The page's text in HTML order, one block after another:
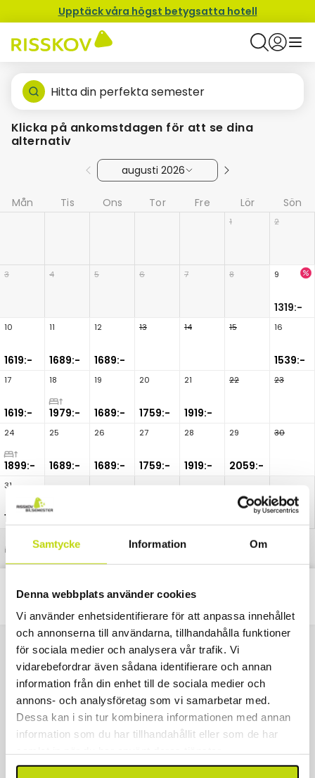
Samtycke Information Om
Denna webbplats använder cookies
Vi använder enhetsidentifierare för att anpassa innehållet
och annonserna till användarna, tillhandahålla funktioner
för sociala medier och analysera vår trafik. Vi
vidarebefordrar även sådana identifierare och annan
information från din enhet till de sociala medier och
annons- och analysföretag som vi samarbetar med.
Dessa kan i sin tur kombinera informationen med annan
information som du har tillhandahållit eller som de har
Upptäck våra högst betygsatta hotell
Hitta din perfekta semester
Klicka på ankomstdagen för att se dina
alternativ
augusti 2026
Mån Tis Ons Tor Fre Lör Sön
1 2
3 4 5 6 7 8 9
1319:-
10
1619:-
11
1689:-
12
1689:-
13 14 15 16
1539:-
17
1619:-
18
1979:-
19
1689:-
20
1759:-
21
1919:-
22 23
24
1899:-
25
1689:-
26
1689:-
27
1759:-
28
1919:-
29
2059:-
30
31
1619:-
Uppgraderad rumstyp
Paket
Blue Collection
Kontakta oss
040 611 6130
kontakt@risskov.se